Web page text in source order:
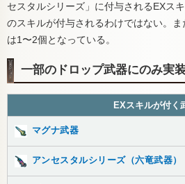
セスタルシリーズ」に付与されるEXス
のスキルが付与されるわけではない。
は1〜2個となっている。
一部のドロップ武器にのみ実
EXスキルが付く
マグナ武器
アンセスタルシリーズ（六竜武器）